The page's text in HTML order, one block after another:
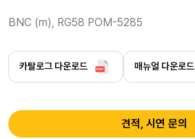
BNC (m), RG58 POM-5285
카탈로그 다운로드 매뉴얼 다운로드
견적, 시연 문의